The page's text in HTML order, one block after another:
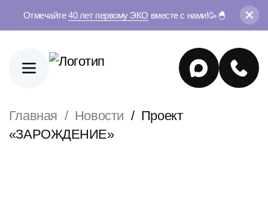
Отмечайте40 лет первому ЭКО вместе с нами!🥳🐣
Главная Новости
Проект
«ЗАРОЖДЕНИЕ»